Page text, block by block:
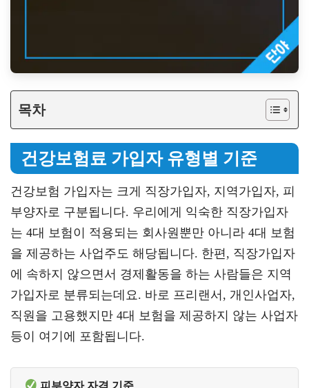
목차
건강보험료 가입자 유형별 기준
건강보험 가입자는 크게 직장가입자, 지역가입자, 피
부양자로 구분됩니다. 우리에게 익숙한 직장가입자
는 4대 보험이 적용되는 회사원뿐만 아니라 4대 보험
을 제공하는 사업주도 해당됩니다. 한편, 직장가입자
에 속하지 않으면서 경제활동을 하는 사람들은 지역
가입자로 분류되는데요. 바로 프리랜서, 개인사업자,
직원을 고용했지만 4대 보험을 제공하지 않는 사업자
등이 여기에 포함됩니다.